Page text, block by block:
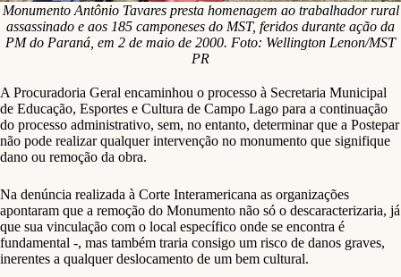
Monumento Antônio Tavares presta homenagem ao trabalhador rural
assassinado e aos 185 camponeses do MST, feridos durante ação da
PM do Paraná, em 2 de maio de 2000. Foto: Wellington Lenon/MST
PR
A Procuradoria Geral encaminhou o processo à Secretaria Municipal
de Educação, Esportes e Cultura de Campo Lago para a continuação
do processo administrativo, sem, no entanto, determinar que a Postepar
não pode realizar qualquer intervenção no monumento que signifique
dano ou remoção da obra.
Na denúncia realizada à Corte Interamericana as organizações
apontaram que a remoção do Monumento não só o descaracterizaria, já
que sua vinculação com o local específico onde se encontra é
fundamental -, mas também traria consigo um risco de danos graves,
inerentes a qualquer deslocamento de um bem cultural.